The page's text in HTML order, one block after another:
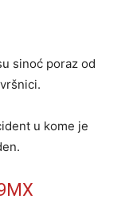
sinoć poraz od
u kome je